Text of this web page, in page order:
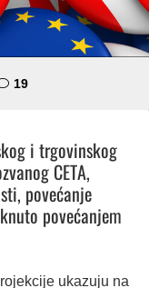
19komentara
i trgovinskog
CETA,
povećanje
povećanjem
ukazuju na